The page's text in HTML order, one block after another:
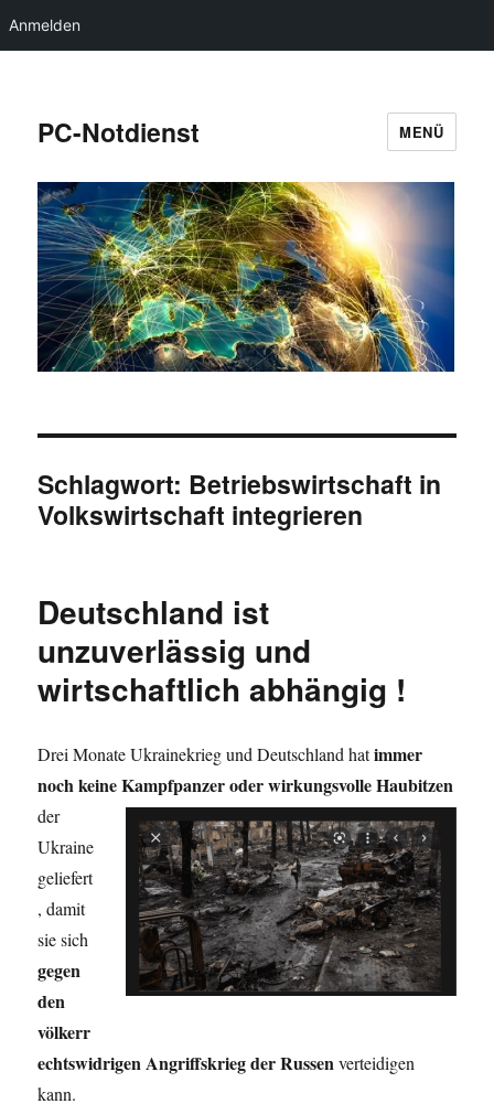
Anmelden
PC-Notdienst MENÜ
Schlagwort: Betriebswirtschaft in
Volkswirtschaft integrieren
Deutschland ist
unzuverlässig und
wirtschaftlich abhängig !
Drei Monate Ukrainekrieg und Deutschland hatimmer
noch keineKampfpanzer oder wirkungsvolle Haubitzen
der
Ukraine
geliefert
, damit
sie sich
gegen
den
völkerr
echtswidrigen Angriffskrieg der Russenverteidigen
kann.